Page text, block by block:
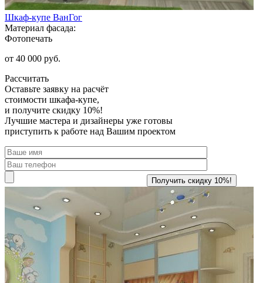
Шкаф-купе ВанГог
Материал фасада:
Фотопечать
от 40 000 руб.
Рассчитать
Оставьте заявку на расчёт
стоимости шкафа-купе,
и получите скидку 10%!
Лучшие мастера и дизайнеры уже готовы
приступить к работе над Вашим проектом